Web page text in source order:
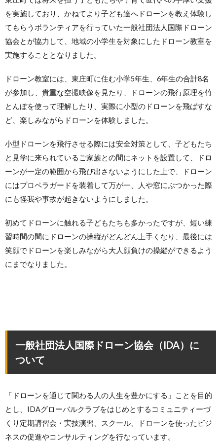
を実施しており、かねてより子ども達へドローンを教え体験し
てもらうボランティアを行っていた一般社団法人国際ドローン
協会とが協力して、地域の小学生を対象にしたドローン教室を
実施することとなりました。
ドローン教室には、東庄町に住む小学5年生、6年生の合計8名
が参加し、貴重な空撮映像を見たり、ドローンの飛行原理を竹
とんぼを使って理解したり、実際に小型のドローンを飛ばすな
ど、楽しみながらドローンを体験しました。
小型ドローンを飛行させる際には安全対策として、子どもたち
と見学に来られているご家族との間にネットを設置して、ドロ
ーンが一定の範囲から飛び出さないようにした上で、ドローン
にはプロペラガードを装着して万が一、人や窓にぶつかった際
にも怪我や事故が起きないようにしました。
初めてドローンに触れる子どもたちも多かったですが、短い練
習時間の間にドローンの操縦がどんどん上手くなり、最後には
笑顔でドローンを楽しみながら大人顔負けの操縦ができるよう
にまでなりました。
一般社団法人国際ドローン協会（IDA）に
ついて
「ドローンを通じて関わる⼈の⼈⽣を豊かにする」ことを⽬的
とし、IDAグローバルクラブをはじめとするコミュニティーづ
くり定期講習会・実技演習、スクール、ドローンを使ったビジ
ネスの促進やコンサルティングを⾏なっています。